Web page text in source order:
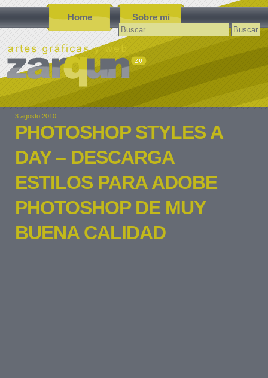
Home Sobre mi
Buscar:
3 agosto 2010
PHOTOSHOP STYLES A
DAY – DESCARGA
ESTILOS PARA ADOBE
PHOTOSHOP DE MUY
BUENA CALIDAD